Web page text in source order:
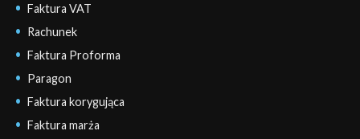
Faktura VAT
Rachunek
Faktura Proforma
Paragon
Faktura korygująca
Faktura marża